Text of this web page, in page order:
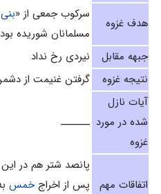
هدف غزوه
سرکوب جمعی از «
مسلمانان شوریده
جبهه مقابل
نیردی رخ نداد
نتیجه غزوه
گرفتن غنیمت از
آیات نازل
شده در مورد
غزوه
ـــــــ
اتفاقات مهم
پانصد شتر هم در
پس از اخراجخمس